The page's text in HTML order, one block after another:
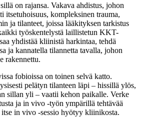
on rajansa. Vakava ahdistus, johon
itsetuhoisuus, kompleksinen trauma,
ja tilanteet, joissa lääkityksen tarkistus
työskentelystä laillistetun KKT-
yhdistää kliinistä harkintaa, tehdä
ja kannatella tilannetta tavalla, johon
rakennettu.
fobioissa on toinen selvä katto.
pelätyn tilanteen läpi – hissillä ylös,
sillan yli – vaatii kehon paikalle. Verke
ja in vivo -työn ympärillä tehtävää
in vivo -sessio hyötyy kliinikosta.